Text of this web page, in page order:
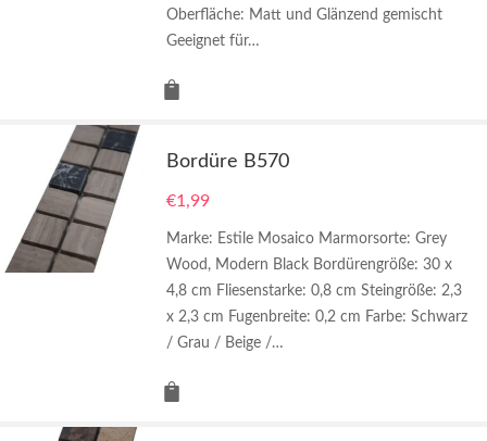
Oberfläche: Matt und Glänzend gemischt
Geeignet für…
Bordüre B570
€1,99
Marke: Estile Mosaico Marmorsorte: Grey
Wood, Modern Black Bordürengröße: 30 x
4,8 cm Fliesenstarke: 0,8 cm Steingröße: 2,3
x 2,3 cm Fugenbreite: 0,2 cm Farbe: Schwarz
/ Grau / Beige /…